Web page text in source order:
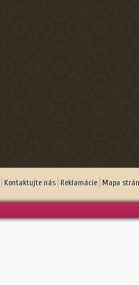
Kontaktujte nás Reklamácie Mapa